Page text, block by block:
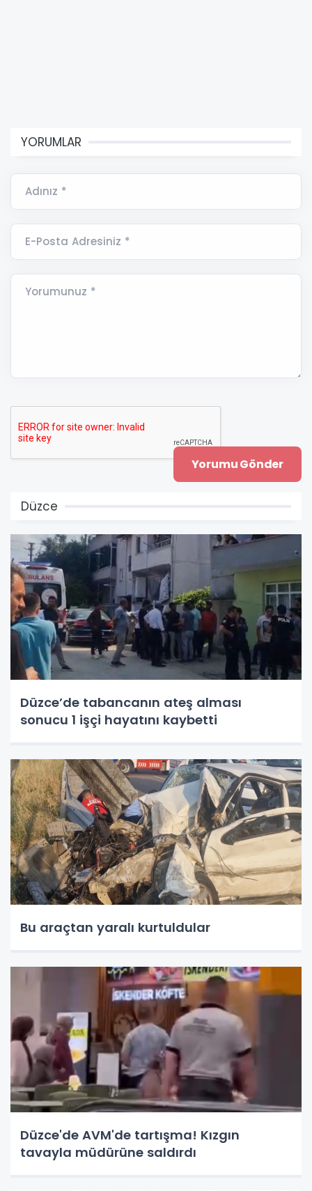
YORUMLAR
Adınız *
E-Posta Adresiniz *
Yorumunuz *
Düzce
Düzce’de tabancanın ateş alması
sonucu 1 işçi hayatını kaybetti
Bu araçtan yaralı kurtuldular
Düzce'de AVM'de tartışma! Kızgın
tavayla müdürüne saldırdı